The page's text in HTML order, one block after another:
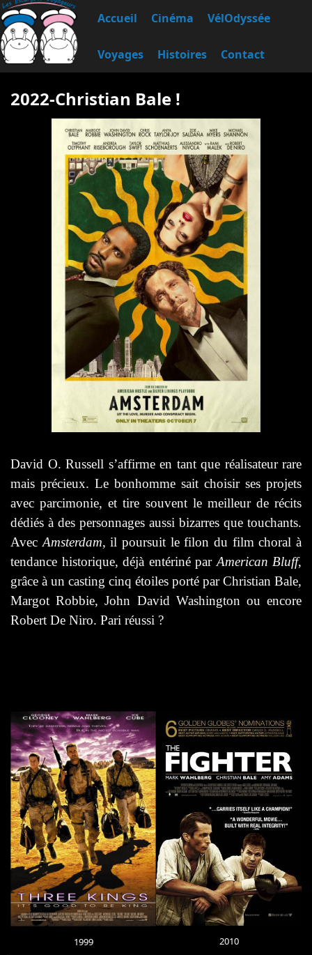
Accueil Cinéma VélOdyssée
Voyages Histoires Contact
2022-Christian Bale !
David O. Russell s’affirme en tant que réalisateur rare
mais précieux. Le bonhomme sait choisir ses projets
avec parcimonie, et tire souvent le meilleur de récits
dédiés à des personnages aussi bizarres que touchants.
Avec Amsterdam, il poursuit le filon du film choral à
tendance historique, déjà entériné par American Bluff,
grâce à un casting cinq étoiles porté par Christian Bale,
Margot Robbie, John David Washington ou encore
Robert De Niro. Pari réussi ?
1999 2010